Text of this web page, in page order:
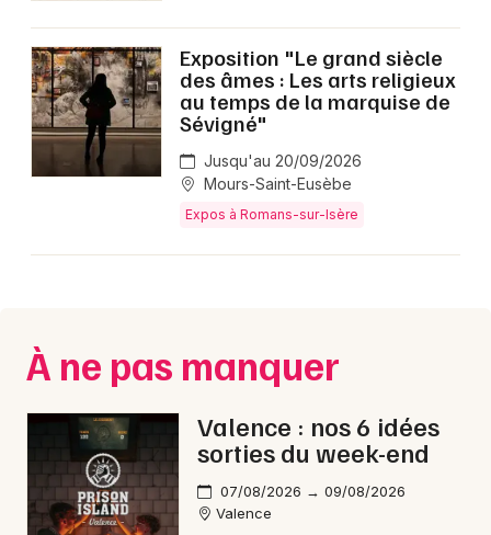
Exposition "Le grand siècle
des âmes : Les arts religieux
au temps de la marquise de
Sévigné"
Jusqu'au 20/09/2026
Mours-Saint-Eusèbe
Expos à Romans-sur-Isère
À ne pas manquer
Valence : nos 6 idées
sorties du week-end
07/08/2026 → 09/08/2026
Valence